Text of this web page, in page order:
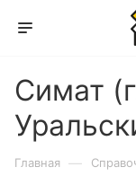
Симат
Главная —